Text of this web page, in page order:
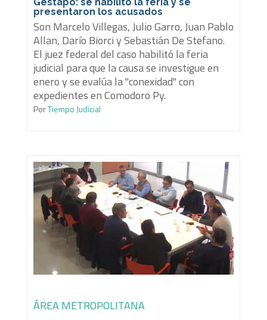
presentaron los acusados
Son Marcelo Villegas, Julio Garro, Juan Pablo
Allan, Darío Biorci y Sebastián De Stefano.
El juez federal del caso habilitó la feria
judicial para que la causa se investigue en
enero y se evalúa la "conexidad" con
expedientes en Comodoro Py.
PorTiempo Judicial
ÁREA METROPOLITANA